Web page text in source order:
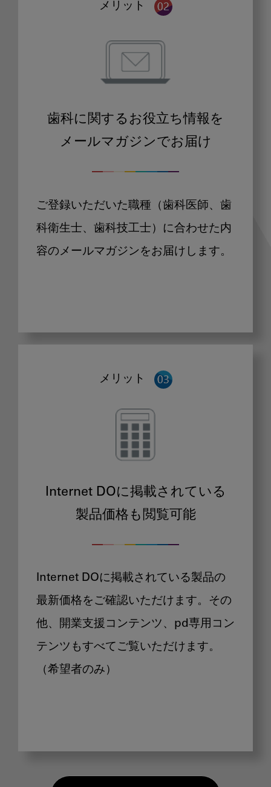
メリット
歯科に関するお役立ち情報を
メールマガジンでお届け
ご登録いただいた職種（歯科医師、歯
科衛生士、歯科技工士）に合わせた内
容のメールマガジンをお届けします。
メリット
Internet DOに掲載されている
製品価格も閲覧可能
Internet DOに掲載されている製品の
最新価格をご確認いただけます。その
他、開業支援コンテンツ、pd専用コン
テンツもすべてご覧いただけます。
（希望者のみ）